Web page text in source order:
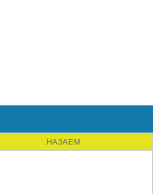
НАЗАЕМ